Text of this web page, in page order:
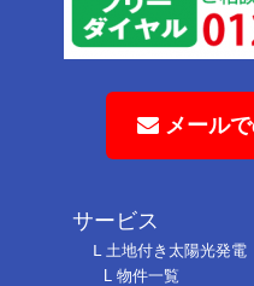
メールで
サービス
Ⅼ 土地付き太陽光発電
L 物件一覧